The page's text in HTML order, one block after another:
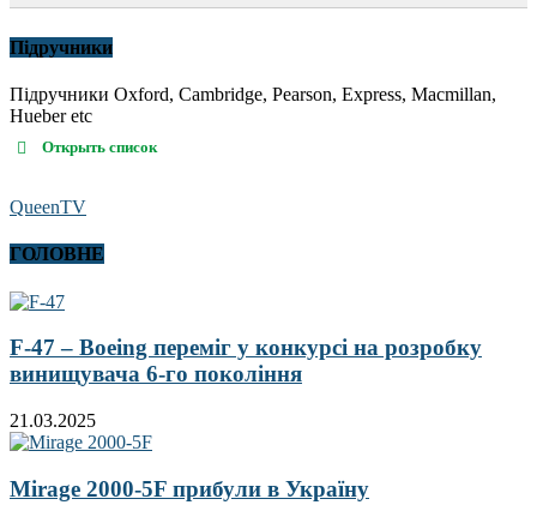
Підручники
Підручники Oxford, Cambridge, Pearson, Express, Macmillan,
Hueber etc
Открыть список
QueenTV
ГОЛОВНЕ
F-47 – Boeing переміг у конкурсі на розробку
винищувача 6-го покоління
21.03.2025
Mirage 2000-5F прибули в Україну